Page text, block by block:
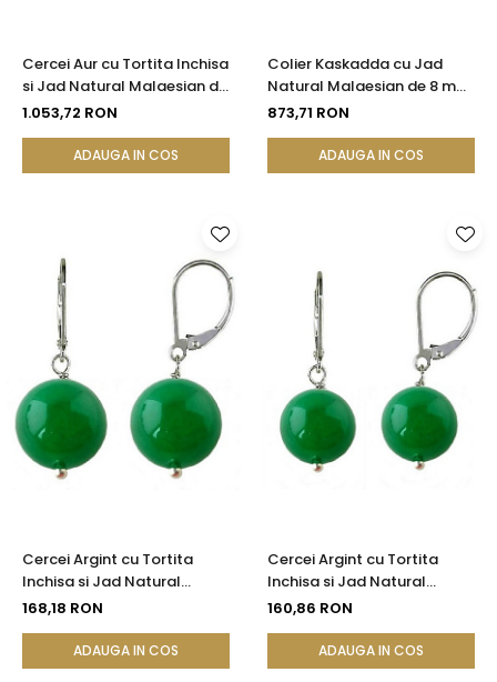
Cercei Aur cu Tortita Inchisa
si Jad Natural Malaesian de
8 mm
1.053,72 RON
ADAUGA IN COS
Colier Kaskadda cu Jad
Natural Malaesian de 8 mm
si Inchizatoare de Aur de 14
873,71 RON
ADAUGA IN COS
Cercei Argint cu Tortita
Inchisa si Jad Natural
Malaesian de 12 mm
168,18 RON
ADAUGA IN COS
Cercei Argint cu Tortita
Inchisa si Jad Natural
Malaesian de 10 mm
160,86 RON
ADAUGA IN COS